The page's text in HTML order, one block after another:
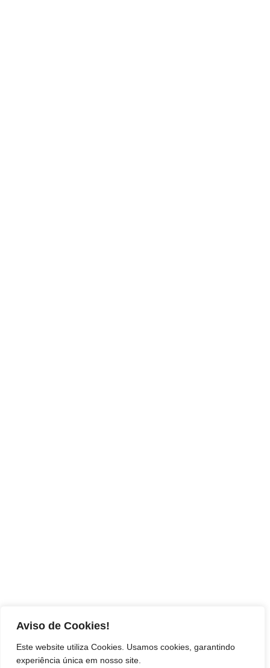
Aviso de Cookies!
Este website utiliza Cookies. Usamos cookies, garantindo
experiência única em nosso site.